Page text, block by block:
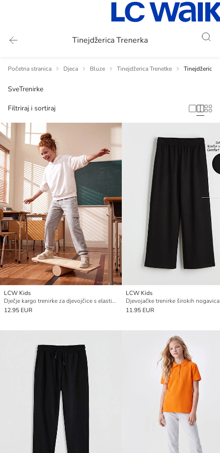
Tinejdžerica Trenerka
Početna stranica Djeca Bluze Tinejdžerica Trenetke Tinejdžerica
SveTrenirke
Filtriraj i sortiraj
LCW Kids
Dječje kargo trenirke za djevojčice s elastičnim strukom
12.95 EUR
LCW Kids
11.95 EUR